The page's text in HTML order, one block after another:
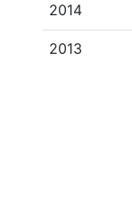
2014
2013